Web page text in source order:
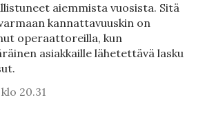
aiemmista vuosista. Sitä
kannattavuuskin on
operaattoreilla, kun
asiakkaille lähetettävä lasku
klo 20.31